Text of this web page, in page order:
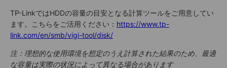
TP-LinkではHDDの容量の目安となる計算ツールをご用意してい
ます。こちらをご活用ください： https://www.tp-
link.com/en/smb/vigi-tool/disk/
注：理想的な使用環境を想定のうえ計算された結果のため、最適
な容量は実際の状況によって異なる場合があります